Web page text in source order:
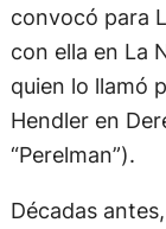
convocó para
con ella en La
quien lo llamó
Hendler en
“Perelman”).
Décadas